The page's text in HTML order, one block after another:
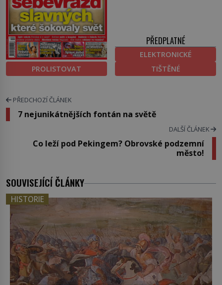
PROLISTOVAT
PŘEDPLATNÉ
ELEKTRONICKÉ
TIŠTĚNÉ
PŘEDCHOZÍ ČLÁNEK
7 nejunikátnějších fontán na světě
DALŠÍ ČLÁNEK
Co leží pod Pekingem? Obrovské podzemní
město!
SOUVISEJÍCÍ ČLÁNKY
HISTORIE